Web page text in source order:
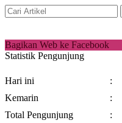
Bagikan Web ke Facebook
Statistik Pengunjung
Hari ini :
Kemarin
:
Total Pengunjung
: